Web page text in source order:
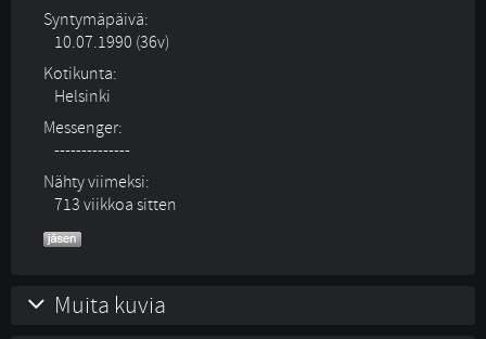
Syntymäpäivä:
10.07.1990 (36v)
Kotikunta:
Helsinki
Messenger:
--------------
Nähty viimeksi:
713 viikkoa sitten
Muita kuvia